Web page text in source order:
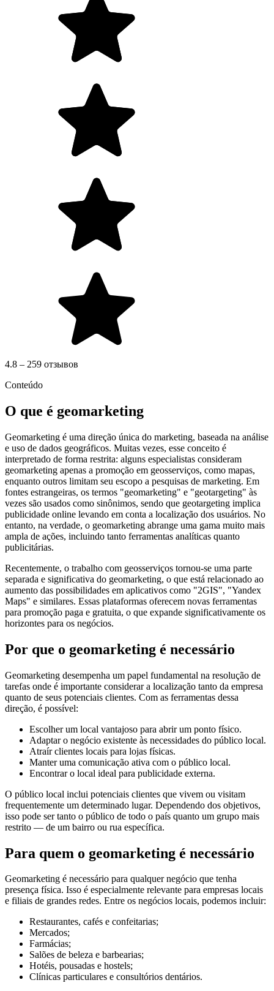
4.8 – 259 отзывов
Conteúdo
O que é geomarketing
Geomarketing é uma direção única do marketing, baseada na análise
e uso de dados geográficos. Muitas vezes, esse conceito é
interpretado de forma restrita: alguns especialistas consideram
geomarketing apenas a promoção em geosserviços, como mapas,
enquanto outros limitam seu escopo a pesquisas de marketing. Em
fontes estrangeiras, os termos "geomarketing" e "geotargeting" às
vezes são usados como sinônimos, sendo que geotargeting implica
publicidade online levando em conta a localização dos usuários. No
entanto, na verdade, o geomarketing abrange uma gama muito mais
ampla de ações, incluindo tanto ferramentas analíticas quanto
publicitárias.
Recentemente, o trabalho com geosserviços tornou-se uma parte
separada e significativa do geomarketing, o que está relacionado ao
aumento das possibilidades em aplicativos como "2GIS", "Yandex
Maps" e similares. Essas plataformas oferecem novas ferramentas
para promoção paga e gratuita, o que expande significativamente os
horizontes para os negócios.
Por que o geomarketing é necessário
Geomarketing desempenha um papel fundamental na resolução de
tarefas onde é importante considerar a localização tanto da empresa
quanto de seus potenciais clientes. Com as ferramentas dessa
direção, é possível:
Escolher um local vantajoso para abrir um ponto físico.
Adaptar o negócio existente às necessidades do público local.
Atraír clientes locais para lojas físicas.
Manter uma comunicação ativa com o público local.
Encontrar o local ideal para publicidade externa.
O público local inclui potenciais clientes que vivem ou visitam
frequentemente um determinado lugar. Dependendo dos objetivos,
isso pode ser tanto o público de todo o país quanto um grupo mais
restrito — de um bairro ou rua específica.
Para quem o geomarketing é necessário
Geomarketing é necessário para qualquer negócio que tenha
presença física. Isso é especialmente relevante para empresas locais
e filiais de grandes redes. Entre os negócios locais, podemos incluir:
Restaurantes, cafés e confeitarias;
Mercados;
Farmácias;
Salões de beleza e barbearias;
Hotéis, pousadas e hostels;
Clínicas particulares e consultórios dentários.